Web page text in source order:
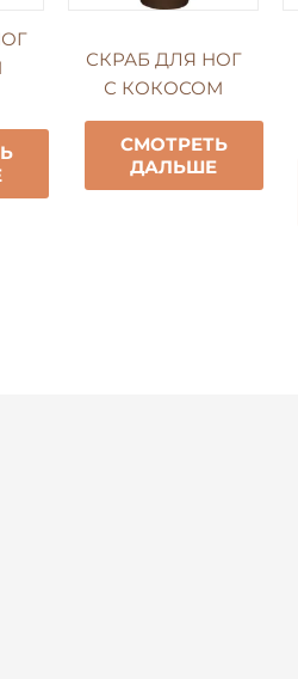
СКРАБ ДЛЯ НОГ
С КОКОСОМ
СМОТРЕТЬ
ДАЛЬШЕ